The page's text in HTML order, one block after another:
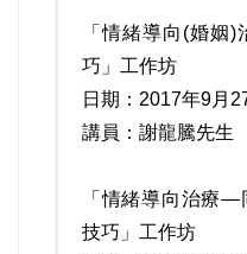
「情緒導向(婚姻
巧」工作坊
日期：2017年9月
講員：謝龍騰先生
「情緒導向治療
技巧」工作坊